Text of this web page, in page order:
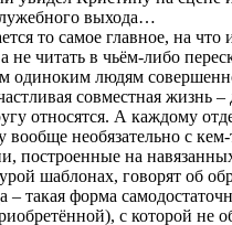
выхода…
то самое главное, на что
не читать в чьём-либо
одиноким людям
совместная жизнь –
относятся. А каждому
вообще необязательно с
построенные на
шаблонах, говорят об
– такая форма
с которой не